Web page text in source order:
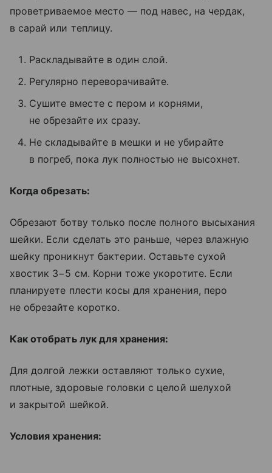
проветриваемое место — под навес, на чердак,
в сарай или теплицу.
Раскладывайте в один слой.
Регулярно переворачивайте.
Сушите вместе с пером и корнями,
не обрезайте их сразу.
Не складывайте в мешки и не убирайте
в погреб, пока лук полностью не высохнет.
Когда обрезать:
Обрезают ботву только после полного высыхания
шейки. Если сделать это раньше, через влажную
шейку проникнут бактерии. Оставьте сухой
хвостик 3−5 см. Корни тоже укоротите. Если
планируете плести косы для хранения, перо
не обрезайте коротко.
Как отобрать лук для хранения:
Для долгой лежки оставляют только сухие,
плотные, здоровые головки с целой шелухой
и закрытой шейкой.
Условия хранения: